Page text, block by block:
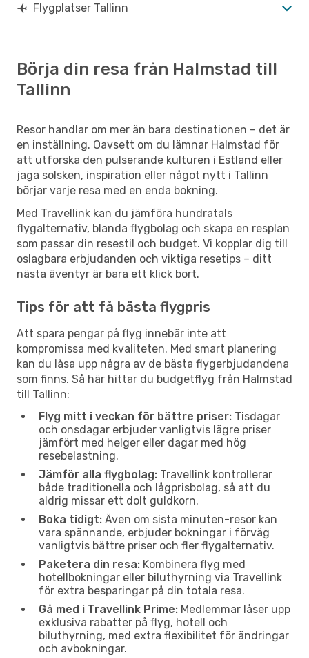
Flygplatser Tallinn
Börja din resa från Halmstad till
Tallinn
Resor handlar om mer än bara destinationen – det är
en inställning. Oavsett om du lämnar Halmstad för
att utforska den pulserande kulturen i Estland eller
jaga solsken, inspiration eller något nytt i Tallinn
börjar varje resa med en enda bokning.
Med Travellink kan du jämföra hundratals
flygalternativ, blanda flygbolag och skapa en resplan
som passar din resestil och budget. Vi kopplar dig till
oslagbara erbjudanden och viktiga resetips – ditt
nästa äventyr är bara ett klick bort.
Tips för att få bästa flygpris
Att spara pengar på flyg innebär inte att
kompromissa med kvaliteten. Med smart planering
kan du låsa upp några av de bästa flygerbjudandena
som finns. Så här hittar du budgetflyg från Halmstad
till Tallinn:
Flyg mitt i veckan för bättre priser: Tisdagar
och onsdagar erbjuder vanligtvis lägre priser
jämfört med helger eller dagar med hög
resebelastning.
Jämför alla flygbolag: Travellink kontrollerar
både traditionella och lågprisbolag, så att du
aldrig missar ett dolt guldkorn.
Boka tidigt: Även om sista minuten-resor kan
vara spännande, erbjuder bokningar i förväg
vanligtvis bättre priser och fler flygalternativ.
Paketera din resa: Kombinera flyg med
hotellbokningar eller biluthyrning via Travellink
för extra besparingar på din totala resa.
Gå med i Travellink Prime: Medlemmar låser upp
exklusiva rabatter på flyg, hotell och
biluthyrning, med extra flexibilitet för ändringar
och avbokningar.